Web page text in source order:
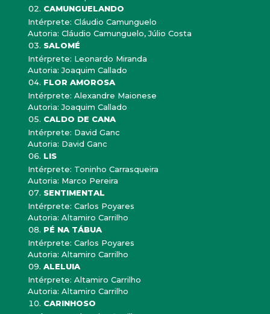
CAMUNGUELANDO
Intérprete: Cláudio Camunguelo
Autoria: Cláudio Camunguelo, Júlio Costa
SALOMÉ
Intérprete: Leonardo Miranda
Autoria: Joaquim Callado
FLOR AMOROSA
Intérprete: Alexandre Maionese
Autoria: Joaquim Callado
CALDO DE CANA
Intérprete: David Ganc
Autoria: David Ganc
LIS
Intérprete: Toninho Carrasqueira
Autoria: Marco Pereira
SENTIMENTAL
Intérprete: Carlos Poyares
Autoria: Altamiro Carrilho
PÉ NA TÁBUA
Intérprete: Carlos Poyares
Autoria: Altamiro Carrilho
ALELUIA
Intérprete: Altamiro Carrilho
Autoria: Altamiro Carrilho
CARINHOSO